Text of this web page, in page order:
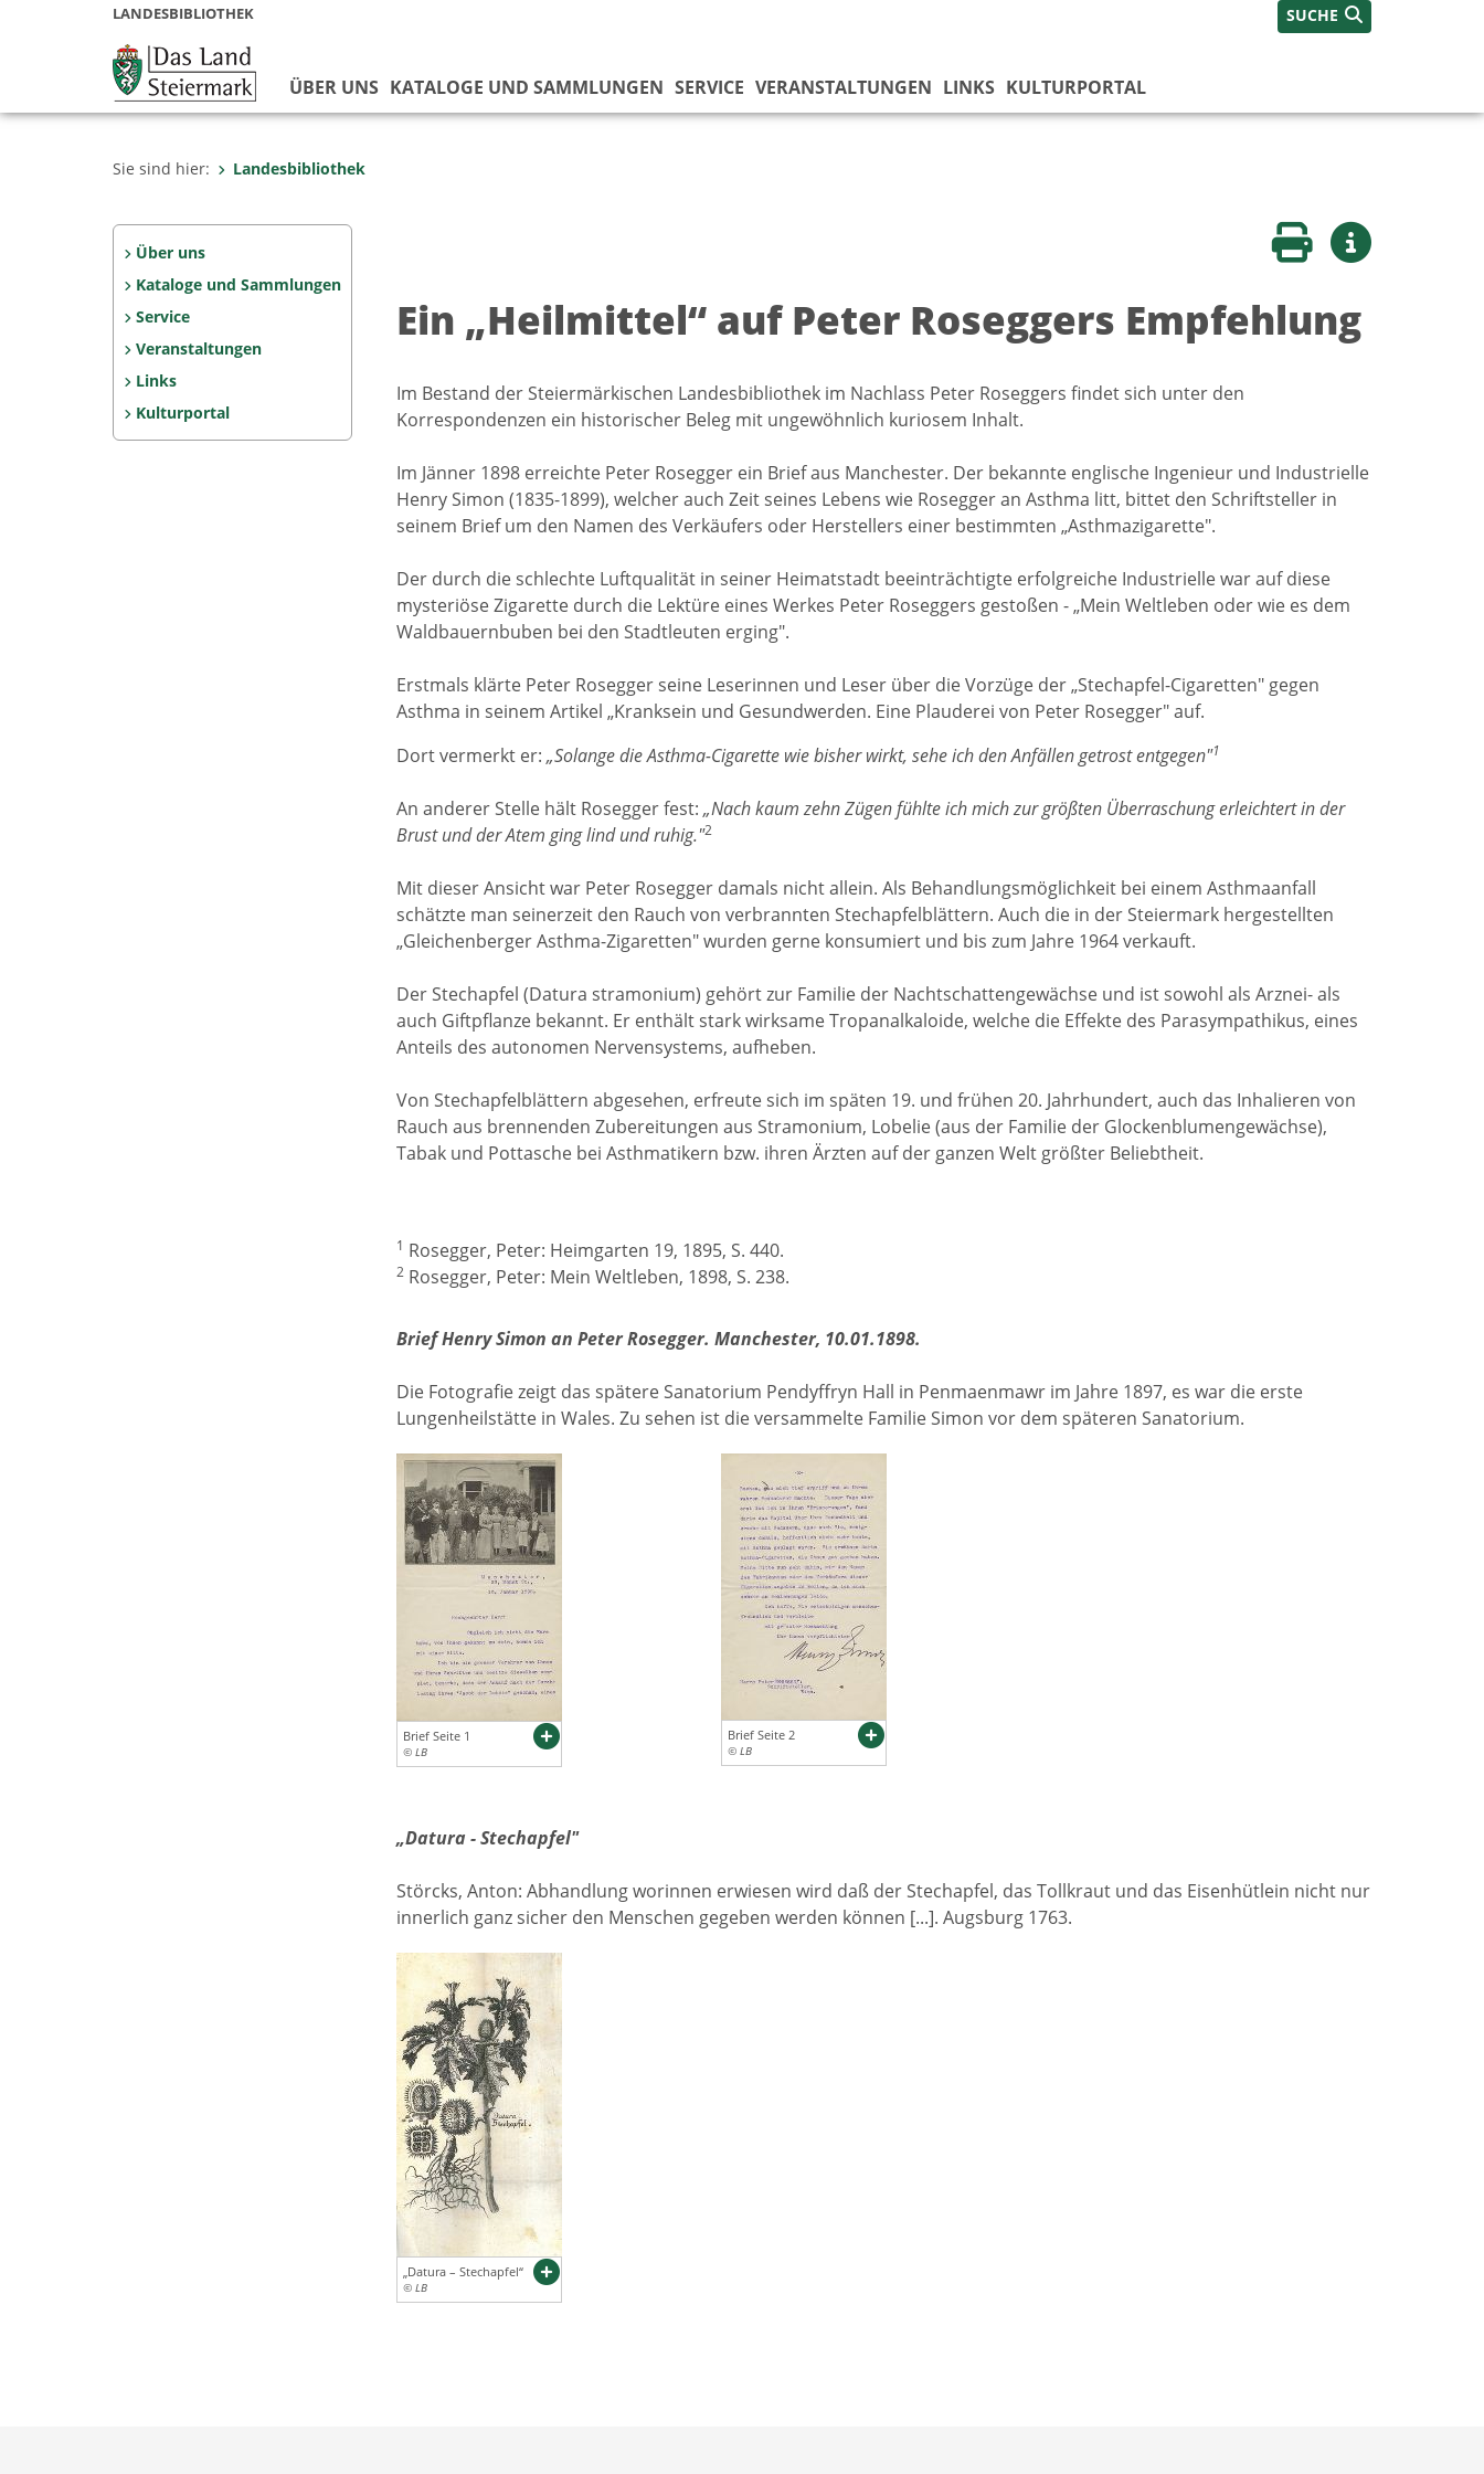
LANDESBIBLIOTHEK SUCHE
ÜBER UNS KATALOGE UND SAMMLUNGEN SERVICE VERANSTALTUNGEN LINKS KULTURPORTAL
Sie sind hier: Landesbibliothek
Über uns
Kataloge und Sammlungen
Service
Veranstaltungen
Links
Kulturportal
Seite druckenWeitere Infos
Ein „Heilmittel“ auf Peter Roseggers Empfehlung
Im Bestand der Steiermärkischen Landesbibliothek im Nachlass Peter Roseggers findet sich unter den
Korrespondenzen ein historischer Beleg mit ungewöhnlich kuriosem Inhalt.
Im Jänner 1898 erreichte Peter Rosegger ein Brief aus Manchester. Der bekannte englische Ingenieur und Industrielle
Henry Simon (1835-1899), welcher auch Zeit seines Lebens wie Rosegger an Asthma litt, bittet den Schriftsteller in
seinem Brief um den Namen des Verkäufers oder Herstellers einer bestimmten „Asthmazigarette".
Der durch die schlechte Luftqualität in seiner Heimatstadt beeinträchtigte erfolgreiche Industrielle war auf diese
mysteriöse Zigarette durch die Lektüre eines Werkes Peter Roseggers gestoßen - „Mein Weltleben oder wie es dem
Waldbauernbuben bei den Stadtleuten erging".
Erstmals klärte Peter Rosegger seine Leserinnen und Leser über die Vorzüge der „Stechapfel-Cigaretten" gegen
Asthma in seinem Artikel „Kranksein und Gesundwerden. Eine Plauderei von Peter Rosegger" auf.
Dort vermerkt er: „Solange die Asthma-Cigarette wie bisher wirkt, sehe ich den Anfällen getrost entgegen"1
An anderer Stelle hält Rosegger fest: „Nach kaum zehn Zügen fühlte ich mich zur größten Überraschung erleichtert in der
Brust und der Atem ging lind und ruhig."2
Mit dieser Ansicht war Peter Rosegger damals nicht allein. Als Behandlungsmöglichkeit bei einem Asthmaanfall
schätzte man seinerzeit den Rauch von verbrannten Stechapfelblättern. Auch die in der Steiermark hergestellten
„Gleichenberger Asthma-Zigaretten" wurden gerne konsumiert und bis zum Jahre 1964 verkauft.
Der Stechapfel (Datura stramonium) gehört zur Familie der Nachtschattengewächse und ist sowohl als Arznei- als
auch Giftpflanze bekannt. Er enthält stark wirksame Tropanalkaloide, welche die Effekte des Parasympathikus, eines
Anteils des autonomen Nervensystems, aufheben.
Von Stechapfelblättern abgesehen, erfreute sich im späten 19. und frühen 20. Jahrhundert, auch das Inhalieren von
Rauch aus brennenden Zubereitungen aus Stramonium, Lobelie (aus der Familie der Glockenblumengewächse),
Tabak und Pottasche bei Asthmatikern bzw. ihren Ärzten auf der ganzen Welt größter Beliebtheit.
1 Rosegger, Peter: Heimgarten 19, 1895, S. 440.
2Rosegger, Peter: Mein Weltleben, 1898, S. 238.
Brief Henry Simon an Peter Rosegger. Manchester, 10.01.1898.
Die Fotografie zeigt das spätere Sanatorium Pendyffryn Hall in Penmaenmawr im Jahre 1897, es war die erste
Lungenheilstätte in Wales. Zu sehen ist die versammelte Familie Simon vor dem späteren Sanatorium.
Brief Seite 1
© LB
Brief Seite 2
© LB
„Datura - Stechapfel"
Störcks, Anton: Abhandlung worinnen erwiesen wird daß der Stechapfel, das Tollkraut und das Eisenhütlein nicht nur
innerlich ganz sicher den Menschen gegeben werden können [...]. Augsburg 1763.
„Datura – Stechapfel“
© LB